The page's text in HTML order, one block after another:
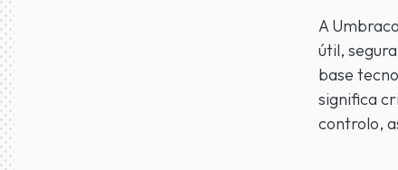
A
útil,
base
significa
controlo,